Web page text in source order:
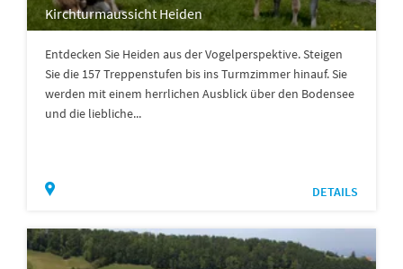
Kirchturmaussicht Heiden
Entdecken Sie Heiden aus der Vogelperspektive. Steigen
Sie die 157 Treppenstufen bis ins Turmzimmer hinauf. Sie
werden mit einem herrlichen Ausblick über den Bodensee
und die liebliche...
DETAILS